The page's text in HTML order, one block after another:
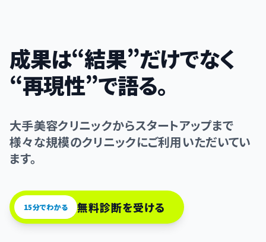
成果は“結果”だけでなく
“再現性”で語る。
大手美容クリニックからスタートアップまで
様々な規模のクリニックにご利用いただいてい
ます。
15分でわかる 無料診断を受ける